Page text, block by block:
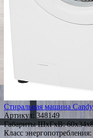
Стиральная машина
Артикул: 348149
Габариты ШxГxВ:
Класс